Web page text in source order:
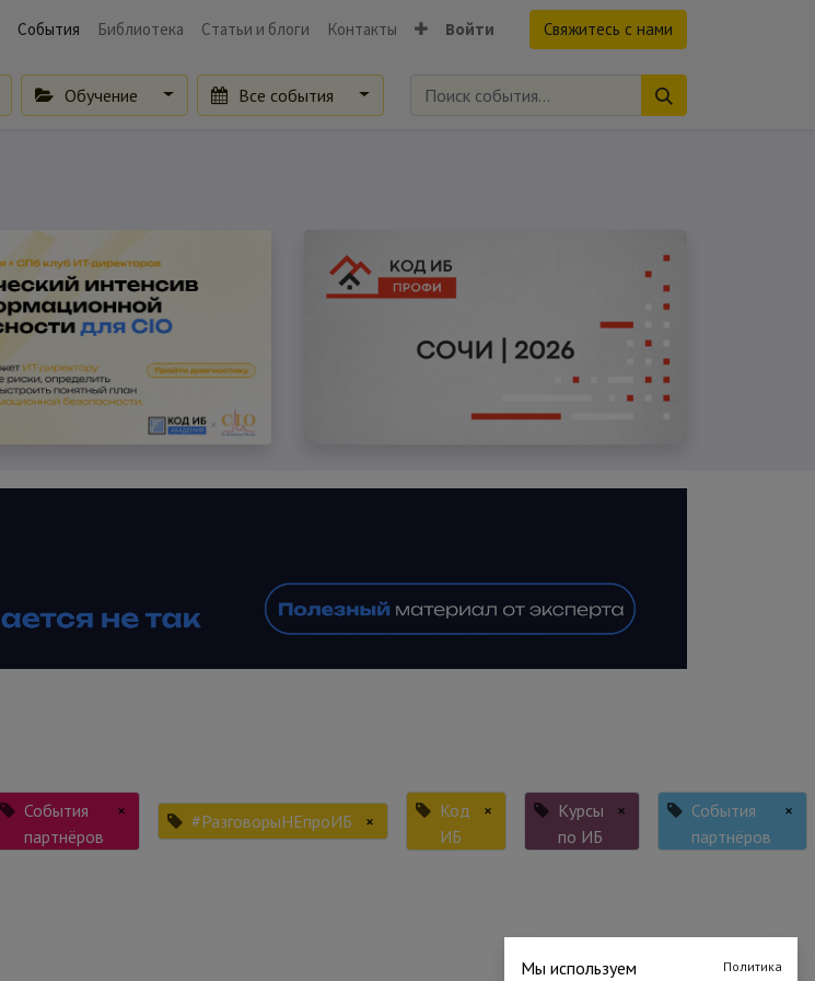
События Библиотека Статьи и блоги Контакты Войти Свяжитесь с нами
Обучение Все события
События
партнёров
× #РазговорыНЕпроИБ ×
Код
ИБ
×
Курсы
по ИБ
×
События
партнёров
×
Мы используем
Политика